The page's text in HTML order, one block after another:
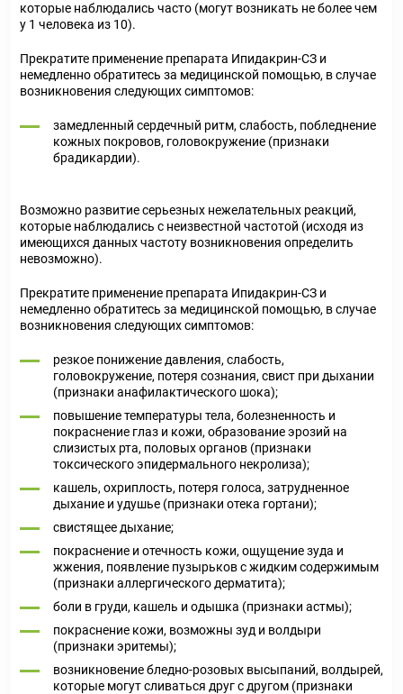
которые наблюдались часто (могут возникать не более чем
у 1 человека из 10).
Прекратите применение препарата Ипидакрин-СЗ и
немедленно обратитесь за медицинской помощью, в случае
возникновения следующих симптомов:
замедленный сердечный ритм, слабость, побледнение
кожных покровов, головокружение (признаки
брадикардии).
Возможно развитие серьезных нежелательных реакций,
которые наблюдались с неизвестной частотой (исходя из
имеющихся данных частоту возникновения определить
невозможно).
Прекратите применение препарата Ипидакрин-СЗ и
немедленно обратитесь за медицинской помощью, в случае
возникновения следующих симптомов:
резкое понижение давления, слабость,
головокружение, потеря сознания, свист при дыхании
(признаки анафилактического шока);
повышение температуры тела, болезненность и
покраснение глаз и кожи, образование эрозий на
слизистых рта, половых органов (признаки
токсического эпидермального некролиза);
кашель, охриплость, потеря голоса, затрудненное
дыхание и удушье (признаки отека гортани);
свистящее дыхание;
покраснение и отечность кожи, ощущение зуда и
жжения, появление пузырьков с жидким содержимым
(признаки аллергического дерматита);
боли в груди, кашель и одышка (признаки астмы);
покраснение кожи, возможны зуд и волдыри
(признаки эритемы);
возникновение бледно-розовых высыпаний, волдырей,
которые могут сливаться друг с другом (признаки